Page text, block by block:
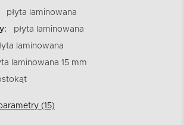
płyta laminowana
płyta laminowana
laminowana
laminowana 15 mm
(15)